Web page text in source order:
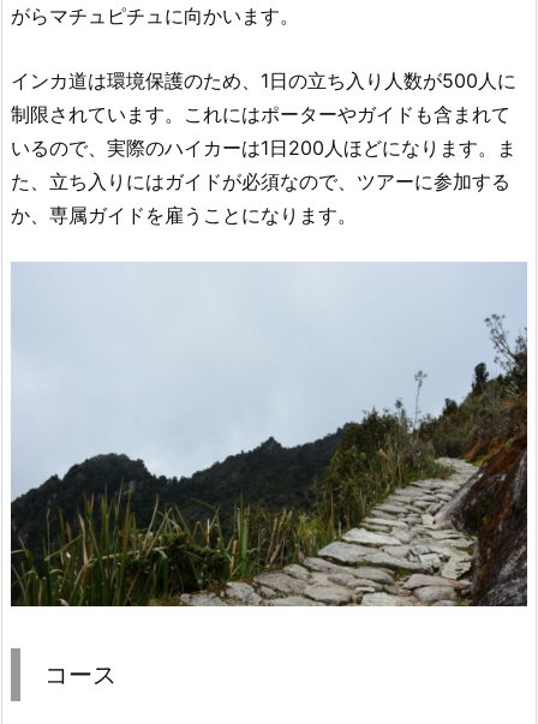
がらマチュピチュに向かいます。
インカ道は環境保護のため、1日の立ち入り人数が500人に
制限されています。これにはポーターやガイドも含まれて
いるので、実際のハイカーは1日200人ほどになります。ま
た、立ち入りにはガイドが必須なので、ツアーに参加する
か、専属ガイドを雇うことになります。
コース